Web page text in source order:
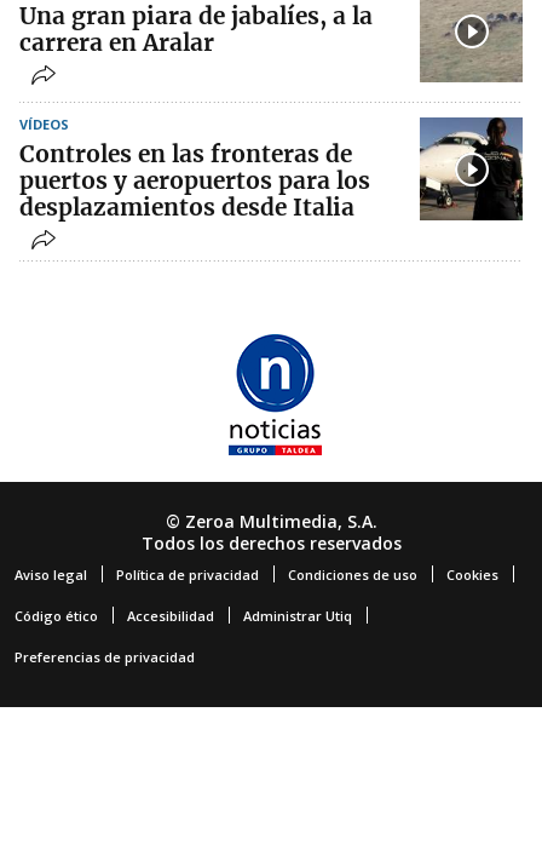
Una gran piara de jabalíes, a la
carrera en Aralar
VÍDEOS
Controles en las fronteras de
puertos y aeropuertos para los
desplazamientos desde Italia
© Zeroa Multimedia, S.A.
Todos los derechos reservados
Aviso legal Política de privacidad Condiciones de uso Cookies
Código ético Accesibilidad Administrar Utiq
Preferencias de privacidad